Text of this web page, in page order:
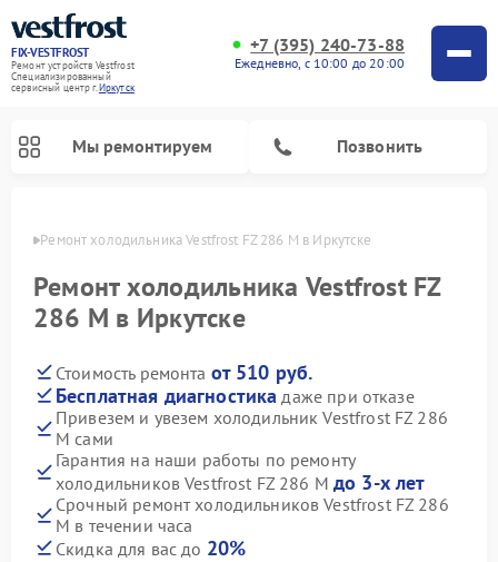
FIX-VESTFROST
Ремонт устройств Vestfrost
Специализированный
cервисный центр г.Иркутск
+7 (395) 240-73-88
Ежедневно, с 10:00 до 20:00
Мы ремонтируем Позвонить
Ремонт холодильника Vestfrost FZ 286 M в Иркутске
Ремонт холодильника Vestfrost FZ
286 M в Иркутске
Стоимость ремонта от 510 руб.
Бесплатная диагностика даже при отказе
Привезем и увезем холодильник Vestfrost FZ 286
M сами
Гарантия на наши работы по ремонту
холодильников Vestfrost FZ 286 M до 3-х лет
Срочный ремонт холодильников Vestfrost FZ 286
M в течении часа
Скидка для вас до 20%